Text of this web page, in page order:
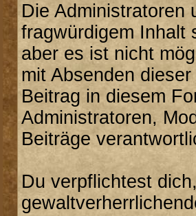
Die Administratoren
fragwürdigem Inhalt
aber es ist nicht
mit Absenden
Beitrag in diesem
Administratoren,
Beiträge
Du verpflichtest